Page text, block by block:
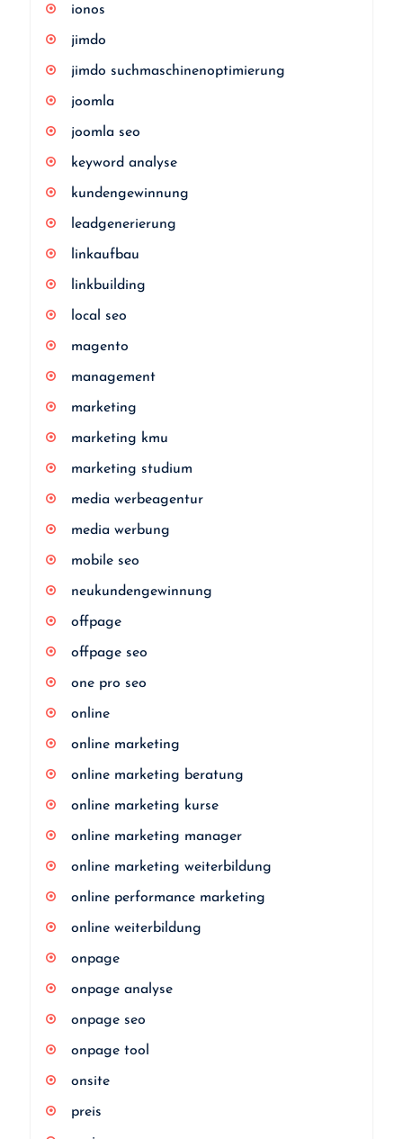
ionos
jimdo
jimdo suchmaschinenoptimierung
joomla
joomla seo
keyword analyse
kundengewinnung
leadgenerierung
linkaufbau
linkbuilding
local seo
magento
management
marketing
marketing kmu
marketing studium
media werbeagentur
media werbung
mobile seo
neukundengewinnung
offpage
offpage seo
one pro seo
online
online marketing
online marketing beratung
online marketing kurse
online marketing manager
online marketing weiterbildung
online performance marketing
online weiterbildung
onpage
onpage analyse
onpage seo
onpage tool
onsite
preis